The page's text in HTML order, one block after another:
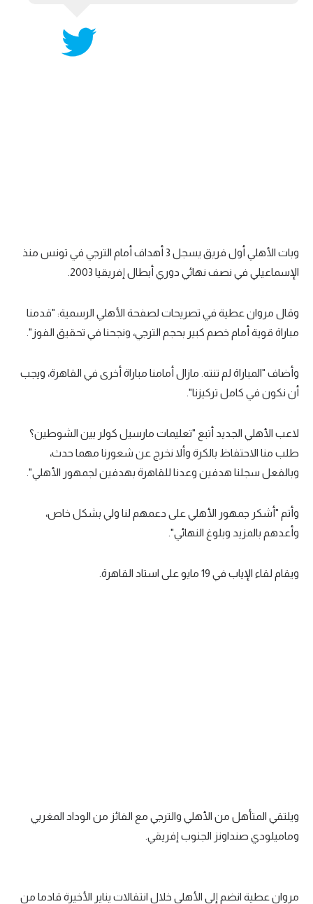
وبات الأهلي أول فريق يسجل 3 أهداف أمام الترجي في تونس منذ
الإسماعيلي في نصف نهائي دوري أبطال إفريقيا 2003.
وقال مروان عطية في تصريحات لصفحة الأهلي الرسمية: "قدمنا
مباراة قوية أمام خصم كبير بحجم الترجي، ونجحنا في تحقيق الفوز".
وأضاف "المباراة لم تنته. مازال أمامنا مباراة أخرى في القاهرة، ويجب
أن نكون في كامل تركيزنا".
لاعب الأهلي الجديد أتبع "تعليمات مارسيل كولر بين الشوطين؟
طلب منا الاحتفاظ بالكرة وألا نخرج عن شعورنا مهما حدث،
وبالفعل سجلنا هدفين وعدنا للقاهرة بهدفين لجمهور الأهلي".
وأتم "أشكر جمهور الأهلي على دعمهم لنا ولي بشكل خاص،
وأعدهم بالمزيد وبلوغ النهائي".
ويقام لقاء الإياب في 19 مايو على استاد القاهرة.
ويلتقي المتأهل من الأهلي والترجي مع الفائز من الوداد المغربي
وماميلودي صنداونز الجنوب إفريقي.
مروان عطية انضم إلى الأهلي خلال انتقالات يناير الأخيرة قادما من